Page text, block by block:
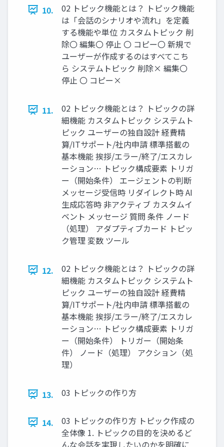
10.
02 トピック機能とは？ トピック機能
は「会話のシナリオや流れ」を定義
する機能や単位 カスタムトピック 削
除〇 編集〇 停止 〇 コピー〇 新規で
ユーザーが作成するのはすべてこち
ら システムトピック 削除× 編集〇
停止 〇 コピー×
11.
02 トピック機能とは？ トピックの詳
細機能 カスタムトピック システムト
ピック ユーザーの独自設計 経費精
算/ITサポート/社内申請 標準搭載の
基本機能 挨拶/エラー/終了/エスカレ
ーション… トピック構成要素 トリガ
ー（開始条件） エージェントの判断
メッセージ受信時 リダイレクト時 AI
生成応答時 非アクティブ カスタムイ
ベント メッセージ 質問 条件 ノード
（処理） アダプティブカード トピッ
ク管理 変数 ツール
12.
02 トピック機能とは？ トピックの詳
細機能 カスタムトピック システムト
ピック ユーザーの独自設計 経費精
算/ITサポート/社内申請 標準搭載の
基本機能 挨拶/エラー/終了/エスカレ
ーション… トピック構成要素 トリガ
ー（開始条件） トリガー（開始条
件） ノード（処理） アクション（処
理）
13. 03 トピックの作り方
14.
03 トピックの作り方 トピック作成の
全体像 1. トピックの目的を決めるど
んな会話を実現したいのかを明確に